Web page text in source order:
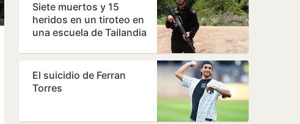
Siete muertos y 15
heridos en un tiroteo en
una escuela de Tailandia
El suicidio de Ferran
Torres